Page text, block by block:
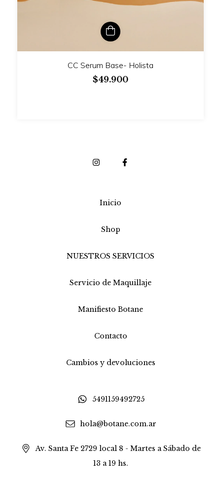
CC Serum Base- Holista
$49.900
Inicio
Shop
NUESTROS SERVICIOS
Servicio de Maquillaje
Manifiesto Botane
Contacto
Cambios y devoluciones
5491159492725
hola@botane.com.ar
Av. Santa Fe 2729 local 8 - Martes a Sábado de
13 a 19 hs.